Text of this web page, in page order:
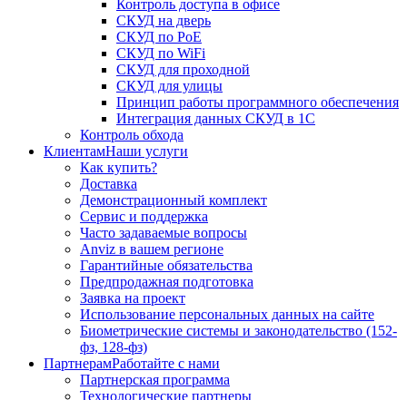
Контроль доступа в офисе
СКУД на дверь
СКУД по PoE
СКУД по WiFi
СКУД для проходной
СКУД для улицы
Принцип работы программного обеспечения
Интеграция данных СКУД в 1С
Контроль обхода
КлиентамНаши услуги
Как купить?
Доставка
Демонстрационный комплект
Сервис и поддержка
Часто задаваемые вопросы
Anviz в вашем регионе
Гарантийные обязательства
Предпродажная подготовка
Заявка на проект
Использование персональных данных на сайте
Биометрические системы и законодательство (152-
фз, 128-фз)
ПартнерамРаботайте с нами
Партнерская программа
Технологические партнеры